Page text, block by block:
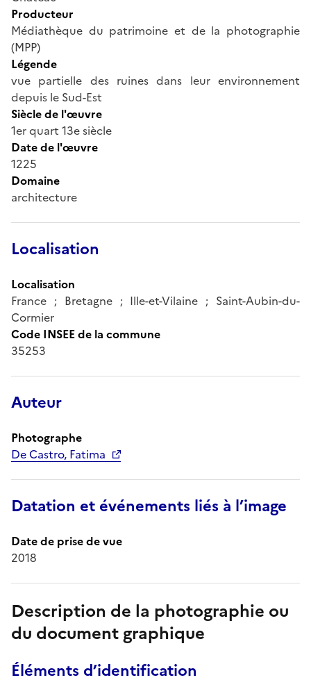
Producteur
Médiathèque du patrimoine et de la photographie
(MPP)
Légende
vue partielle des ruines dans leur environnement
depuis le Sud-Est
Siècle de l'œuvre
1er quart 13e siècle
Date de l'œuvre
1225
Domaine
architecture
Localisation
Localisation
France ; Bretagne ; Ille-et-Vilaine ; Saint-Aubin-du-
Cormier
Code INSEE de la commune
35253
Auteur
Photographe
De Castro, Fatima
Datation et événements liés à l’image
Date de prise de vue
2018
Description de la photographie ou
du document graphique
Éléments d’identification